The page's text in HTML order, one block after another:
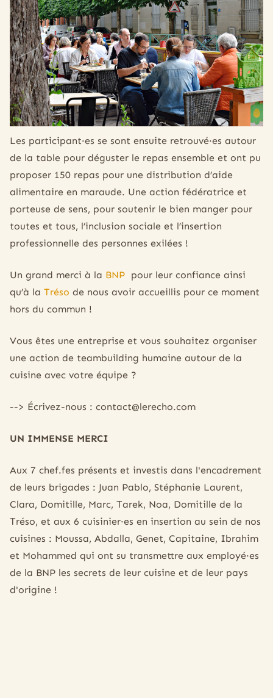
Les participant·es se sont ensuite retrouvé·es autour
de la table pour déguster le repas ensemble et ont pu
proposer 150 repas pour une distribution d’aide
alimentaire en maraude. Une action fédératrice et
porteuse de sens, pour soutenir le bien manger pour
toutes et tous, l’inclusion sociale et l’insertion
professionnelle des personnes exilées !
Un grand merci à la BNP pour leur confiance ainsi
qu’à la Tréso de nous avoir accueillis pour ce moment
hors du commun !
Vous êtes une entreprise et vous souhaitez organiser
une action de teambuilding humaine autour de la
cuisine avec votre équipe ?
--> Écrivez-nous : contact@lerecho.com
UN IMMENSE MERCI
Aux 7 chef.fes présents et investis dans l'encadrement
de leurs brigades : Juan Pablo, Stéphanie Laurent,
Clara, Domitille, Marc, Tarek, Noa, Domitille de la
Tréso, et aux 6 cuisinier·es en insertion au sein de nos
cuisines : Moussa, Abdalla, Genet, Capitaine, Ibrahim
et Mohammed qui ont su transmettre aux employé·es
de la BNP les secrets de leur cuisine et de leur pays
d'origine !